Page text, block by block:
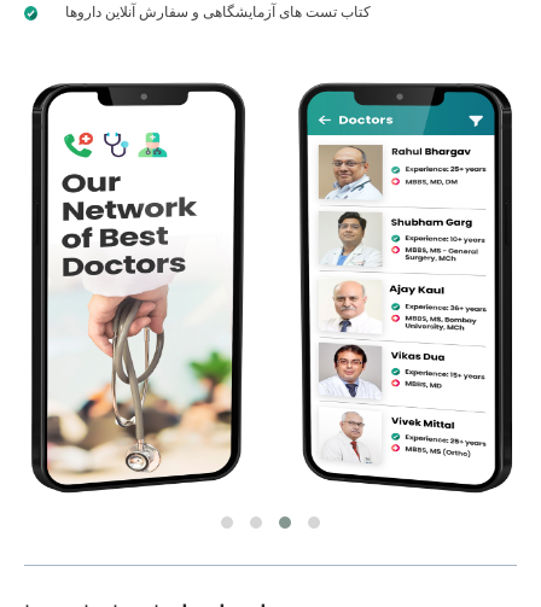
کتاب تست های آزمایشگاهی و سفارش آنلاین داروها